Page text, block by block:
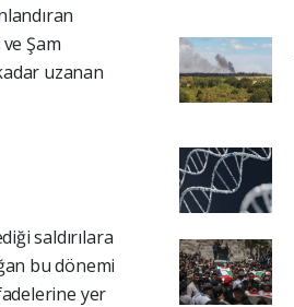
Şam
uzanan
saldırılara
bu dönemi
yer